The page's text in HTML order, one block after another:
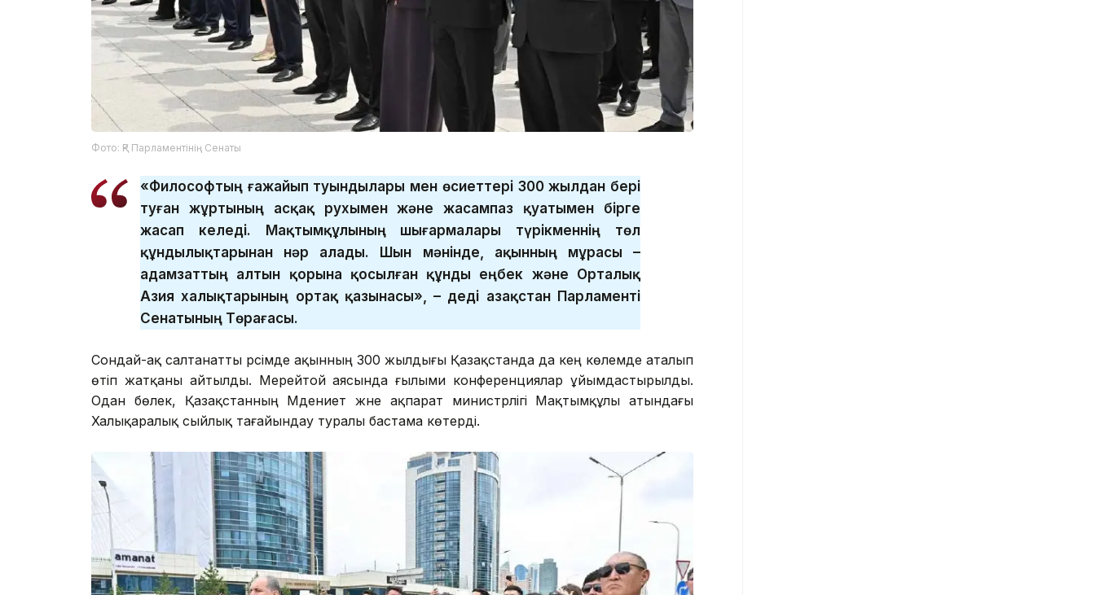
Фото: ҚР Парламентінің Сенаты
«Философтың ғажайып туындылары мен өсиеттері 300 жылдан бері
туған жұртының асқақ рухымен және жасампаз қуатымен бірге
жасап келеді. Мақтымқұлының шығармалары түрікменнің төл
құндылықтарынан нәр алады. Шын мәнінде, ақынның мұрасы –
адамзаттың алтын қорына қосылған құнды еңбек және Орталық
Азия халықтарының ортақ қазынасы», – деді Қазақстан Парламенті
Сенатының Төрағасы.
Сондай-ақ салтанатты рәсімде ақынның 300 жылдығы Қазақстанда да кең көлемде аталып
өтіп жатқаны айтылды. Мерейтой аясында ғылыми конференциялар ұйымдастырылды.
Одан бөлек, Қазақстанның Мәдениет және ақпарат министрлігі Мақтымқұлы атындағы
Халықаралық сыйлық тағайындау туралы бастама көтерді.